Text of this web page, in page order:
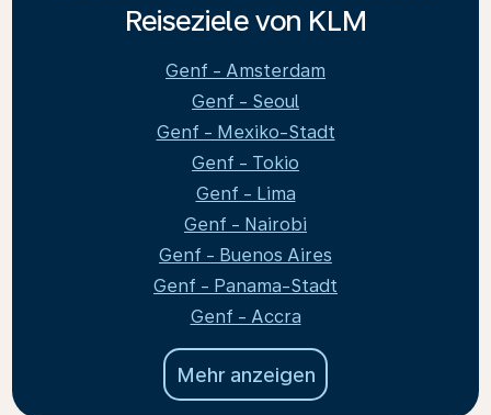
Reiseziele von KLM
Genf - Amsterdam
Genf - Seoul
Genf - Mexiko-Stadt
Genf - Tokio
Genf - Lima
Genf - Nairobi
Genf - Buenos Aires
Genf - Panama-Stadt
Genf - Accra
Mehr anzeigen